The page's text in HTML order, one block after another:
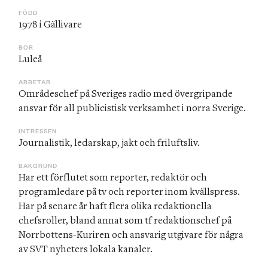
FÖDD
1978 i Gällivare
BOR
Luleå
ARBETAR
Områdeschef på Sveriges radio med övergripande
ansvar för all publicistisk verksamhet i norra Sverige.
INTRESSEN
Journalistik, ledarskap, jakt och friluftsliv.
BAKGRUND
Har ett förflutet som reporter, redaktör och
programledare på tv och reporter inom kvällspress.
Har på senare år haft flera olika redaktionella
chefsroller, bland annat som tf redaktionschef på
Norrbottens-Kuriren och ansvarig utgivare för några
av SVT nyheters lokala kanaler.